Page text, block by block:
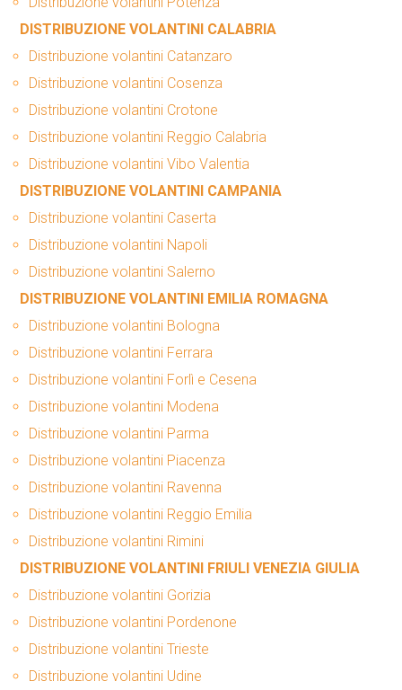
DISTRIBUZIONE VOLANTINI CALABRIA
Distribuzione volantini Catanzaro
Distribuzione volantini Cosenza
Distribuzione volantini Crotone
Distribuzione volantini Reggio Calabria
Distribuzione volantini Vibo Valentia
DISTRIBUZIONE VOLANTINI CAMPANIA
Distribuzione volantini Caserta
Distribuzione volantini Napoli
Distribuzione volantini Salerno
DISTRIBUZIONE VOLANTINI EMILIA ROMAGNA
Distribuzione volantini Bologna
Distribuzione volantini Ferrara
Distribuzione volantini Forlì e Cesena
Distribuzione volantini Modena
Distribuzione volantini Parma
Distribuzione volantini Piacenza
Distribuzione volantini Ravenna
Distribuzione volantini Reggio Emilia
Distribuzione volantini Rimini
DISTRIBUZIONE VOLANTINI FRIULI VENEZIA GIULIA
Distribuzione volantini Gorizia
Distribuzione volantini Pordenone
Distribuzione volantini Trieste
Distribuzione volantini Udine